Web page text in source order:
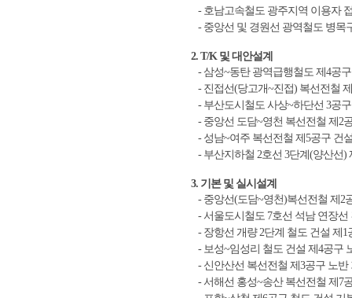
- 호남고속철도 광주지역 이용자
- 중앙선 및 경원선 광역철도 병목
2. T/K 및 대안설계
- 삼성~동탄 광역급행철도 제4공
- 진접선(당고개~진접) 복선전철
- 부산도시철도 사상~하단선 3공
- 중앙선 도담~영천 복선전철 제2
- 성남~여주 복선전철 제5공구 건
- 부산지하철 2호선 3단계(양산선)
3. 기본 및 실시설계
- 중앙선(도담~영천)복선전철 제2
- 서울도시철도 7호선 석남 연장선
- 장항선 개량 2단계 철도 건설 제1
- 보성~임성리 철도 건설 제4공구
- 신안산선 복선전철 제3공구 노반
- 서해선 홍성~송산 복선전철 제7